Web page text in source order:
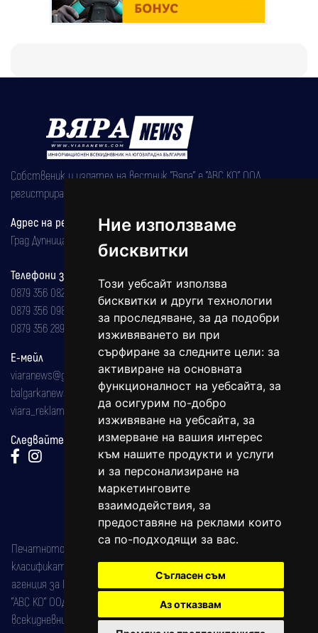
Ние използваме
бисквитки
Този уебсайт използва
бисквитки и други технологии
за проследяване, за да подобри
изживяването ви при
сърфиране за следните цели: за
активиране на основната
функционалност на уебсайта, за
да осигурим по-добро
изживяване на уебсайта, за
измерване на вашия интерес
към нашите продукти и услуги
и за персонализиране на
маркетинговите
взаимодействия, за
предоставяне на реклами които
са по-подходящи за вас.
Съгласен съм
Аз отказвам
Собственик и издател на вестник "Вяра" е "АВС КО" ООД,
регистрирана на 08.05.2002 година.
Адрес на редакцията
Град Дупница, ул.''Христо Ботев" 43
Телефони за реклама и абонаменти
0879 356 082
0879 356 098
0879 356 289
Е-мейл
viaranews@gmail.com
balgarkanews@gmail.com
viara_reklama@mail.bg
Следвайте ни:
Печатното издание на вестника е регистрирано в националния
класификатор на печатните издания (Българска национална
агенция за ISSN) под номер: ISSN 1312-4722.
"АВС КО" ООД е притежател на марката: Вяра информационен
всекидневник на югозападна България, със свидетелство за марка